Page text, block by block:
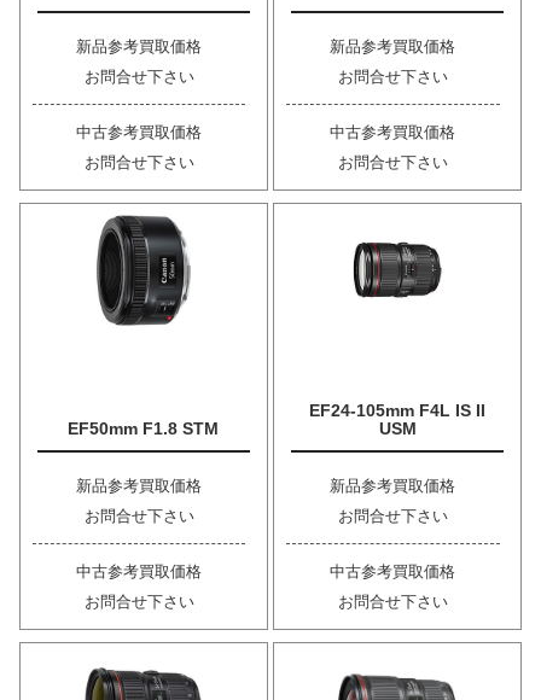
新品参考買取価格
お問合せ下さい
中古参考買取価格
お問合せ下さい
新品参考買取価格
お問合せ下さい
中古参考買取価格
お問合せ下さい
EF50mm F1.8 STM
新品参考買取価格
お問合せ下さい
中古参考買取価格
お問合せ下さい
EF24-105mm F4L IS II
USM
新品参考買取価格
お問合せ下さい
中古参考買取価格
お問合せ下さい